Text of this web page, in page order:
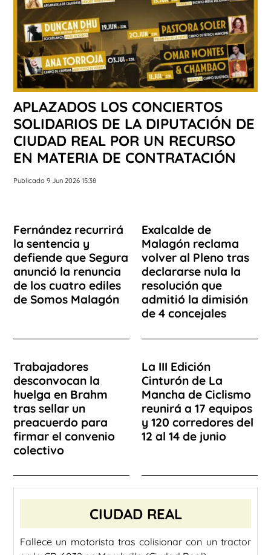
APLAZADOS LOS CONCIERTOS
SOLIDARIOS DE LA DIPUTACIÓN DE
CIUDAD REAL POR UN RECURSO
EN MATERIA DE CONTRATACIÓN
Publicado 9 Jun 2026 15:38
Fernández recurrirá
la sentencia y
defiende que Segura
anunció la renuncia
de los cuatro ediles
de Somos Malagón
Exalcalde de
Malagón reclama
volver al Pleno tras
declararse nula la
resolución que
admitió la dimisión
de 4 concejales
Trabajadores
desconvocan la
huelga en Brahm
tras sellar un
preacuerdo para
firmar el convenio
colectivo
La III Edición
Cinturón de La
Mancha de Ciclismo
reunirá a 17 equipos
y 120 corredores del
12 al 14 de junio
CIUDAD REAL
Fallece un motorista tras colisionar con un tractor